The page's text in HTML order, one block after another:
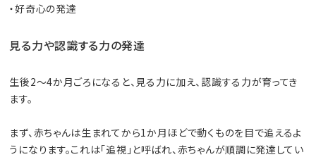
・好奇心の発達
見る力や認識する力の発達
生後2～4か月ごろになると、見る力に加え、認識する力が育ってき
ます。
まず、赤ちゃんは生まれてから1か月ほどで動くものを目で追えるよ
うになります。これは「追視」と呼ばれ、赤ちゃんが順調に発達してい